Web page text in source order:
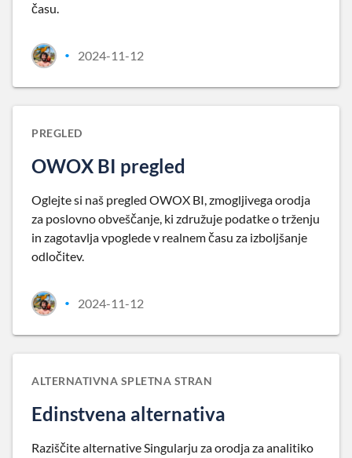
času.
• 2024-11-12
PREGLED
OWOX BI pregled
Oglejte si naš pregled OWOX BI, zmogljivega orodja
za poslovno obveščanje, ki združuje podatke o trženju
in zagotavlja vpoglede v realnem času za izboljšanje
odločitev.
• 2024-11-12
ALTERNATIVNA SPLETNA STRAN
Edinstvena alternativa
Raziščite alternative Singularju za orodja za analitiko